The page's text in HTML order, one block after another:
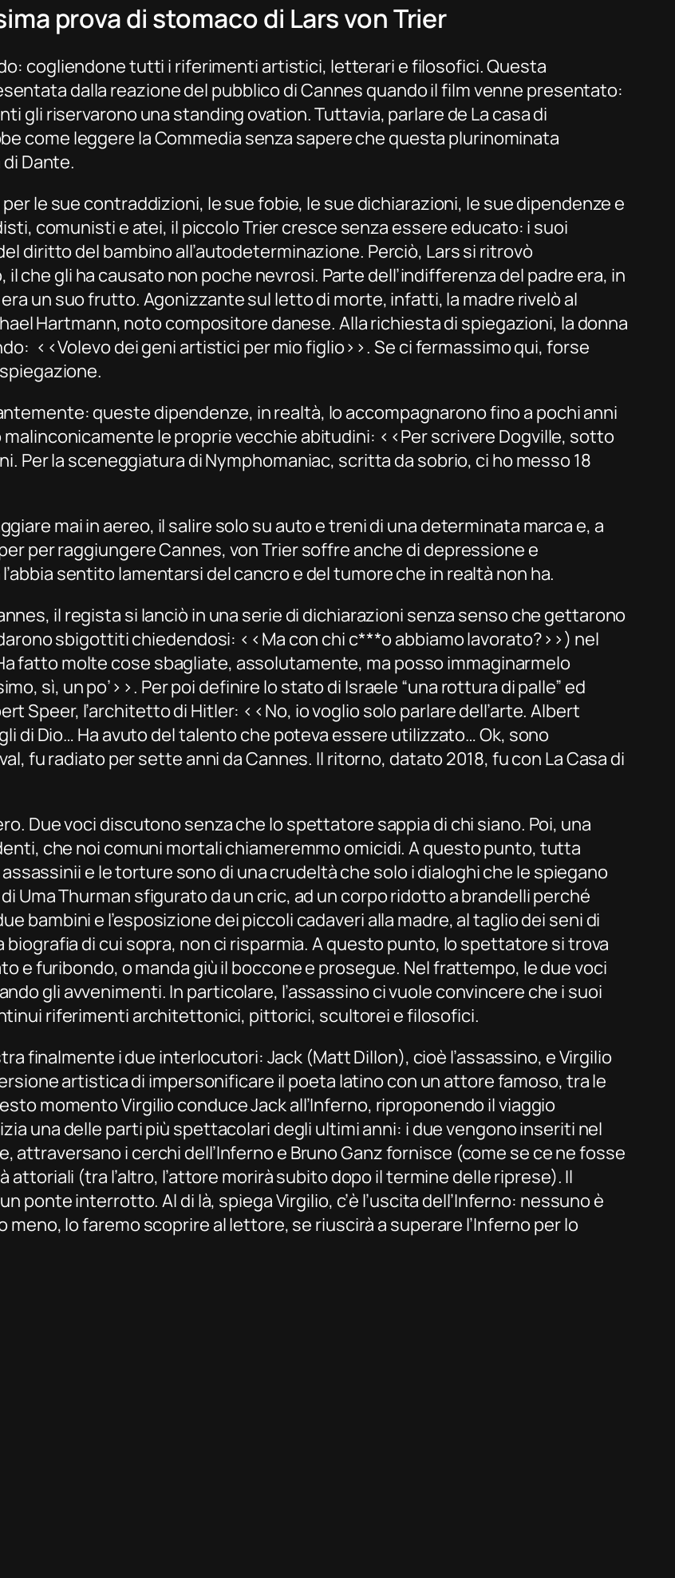
prova di stomaco di Lars von Trier
cogliendone tutti i riferimenti artistici, letterari e filosofici. Questa
dalla reazione del pubblico di Cannes quando il film venne presentato:
gli riservarono una standing ovation. Tuttavia, parlare de La casa di
come leggere laCommedia senza sapere che questa plurinominata
Dante.
le sue contraddizioni, le sue fobie, le sue dichiarazioni, le sue dipendenze e
comunisti e atei, il piccolo Trier cresce senza essere educato: i suoi
diritto del bambino all’autodeterminazione. Perciò, Lars si ritrovò
che gli ha causato non poche nevrosi. Parte dell’indifferenza del padre era, in
un suo frutto. Agonizzante sul letto di morte, infatti, la madre rivelò al
Hartmann, noto compositore danese. Alla richiesta di spiegazioni, la donna
‹‹Volevo dei geni artistici per mio figlio››. Se ci fermassimo qui, forse
queste dipendenze, in realtà, lo accompagnarono fino a pochi anni
le proprie vecchie abitudini: ‹‹Per scrivere Dogville, sotto
Per la sceneggiatura diNymphomaniac, scritta da sobrio, ci ho messo 18
mai in aereo, il salire solo su auto e treni di una determinata marca e, a
per raggiungere Cannes, von Trier soffre anche di depressione e
sentito lamentarsi del cancro e del tumore che in realtà non ha.
il regista si lanciò in una serie di dichiarazioni senza senso che gettarono
sbigottiti chiedendosi: ‹‹Ma con chi c***o abbiamo lavorato?››) nel
fatto molte cose sbagliate, assolutamente, ma posso immaginarmelo
sì, un po’››. Per poi definire lo stato di Israele “una rottura di palle” ed
Speer, l’architetto di Hitler: ‹‹No, io voglio solo parlare dell’arte. Albert
di Dio… Ha avuto del talento che poteva essere utilizzato… Ok, sono
fu radiato per sette anni da Cannes. Il ritorno, datato 2018, fu con La Casa di
Due voci discutono senza che lo spettatore sappia di chi siano. Poi, una
, che noi comuni mortali chiameremmo omicidi. A questo punto, tutta
e le torture sono di una crudeltà che solo i dialoghi che le spiegano
Uma Thurman sfigurato da un cric, ad un corpo ridotto a brandelli perché
bambini e l’esposizione dei piccoli cadaveri alla madre, al taglio dei seni di
biografia di cui sopra, non ci risparmia. A questo punto, lo spettatore si trova
e furibondo, o manda giù il boccone e prosegue. Nel frattempo, le due voci
gli avvenimenti. In particolare, l’assassino ci vuole convincere che i suoi
riferimenti architettonici, pittorici, scultorei e filosofici.
finalmente i due interlocutori: Jack (Matt Dillon), cioè l’assassino, e Virgilio
artistica di impersonificare il poeta latino con un attore famoso, tra le
momento Virgilio conduce Jack all’Inferno, riproponendo il viaggio
una delle parti più spettacolari degli ultimi anni: i due vengono inseriti nel
attraversano i cerchi dell’Inferno e Bruno Ganz fornisce (come se ce ne fosse
(tra l’altro, l’attore morirà subito dopo il termine delle riprese). Il
ponte interrotto. Al di là, spiega Virgilio, c’è l’uscita dell’Inferno: nessuno è
meno, lo faremo scoprire al lettore, se riuscirà a superare l’Inferno per lo